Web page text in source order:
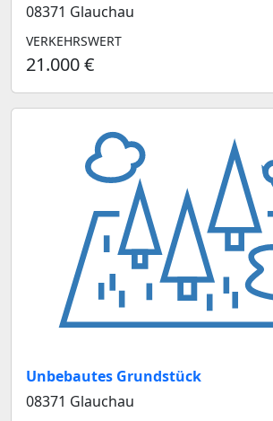
08371 Glauchau
VERKEHRSWERT
21.000 €
Unbebautes Grundstück
08371 Glauchau